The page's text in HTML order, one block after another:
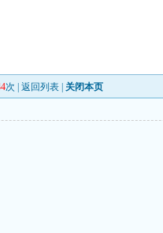
次 |返回列表 关闭本页